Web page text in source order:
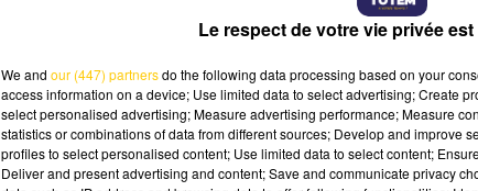
nos journalistes sur le terrain.
Le respect de votre vie privée
We and our (447) partnersdo the following data processing based on your
access information on a device; Use limited data to select advertising; Create
select personalised advertising; Measure advertising performance; Measure
statistics or combinations of data from different sources; Develop and improve
profiles to select personalised content; Use limited data to select content;
Deliver and present advertising and content; Save and communicate privacy